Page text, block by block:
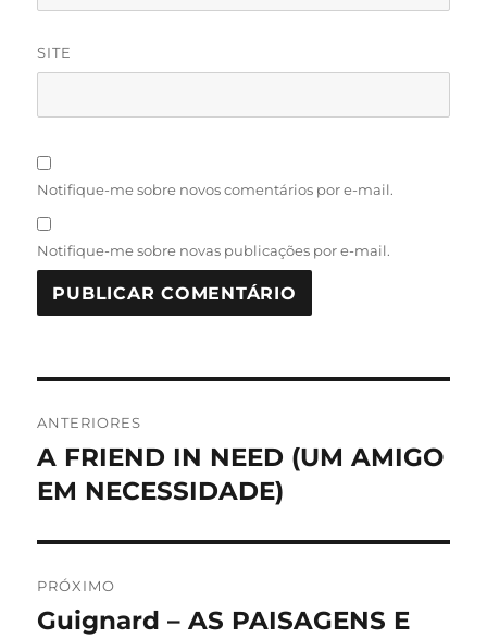
SITE
Notifique-me sobre novos comentários por e-mail.
Notifique-me sobre novas publicações por e-mail.
de
Post
ANTERIORES
Post
anterior:
A FRIEND IN NEED (UM AMIGO
EM NECESSIDADE)
PRÓXIMO
Próximo
Guignard – AS PAISAGENS E